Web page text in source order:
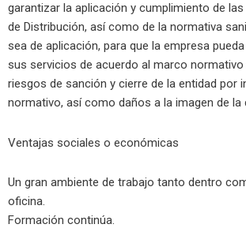
garantizar la aplicación y cumplimiento de
de Distribución, así como de la normativa
sea de aplicación, para que la empresa
sus servicios de acuerdo al marco normativo
riesgos de sanción y cierre de la entidad por
normativo, así como daños a la imagen de la
Ventajas sociales o económicas
Un gran ambiente de trabajo tanto dentro
oficina.
Formación continúa.